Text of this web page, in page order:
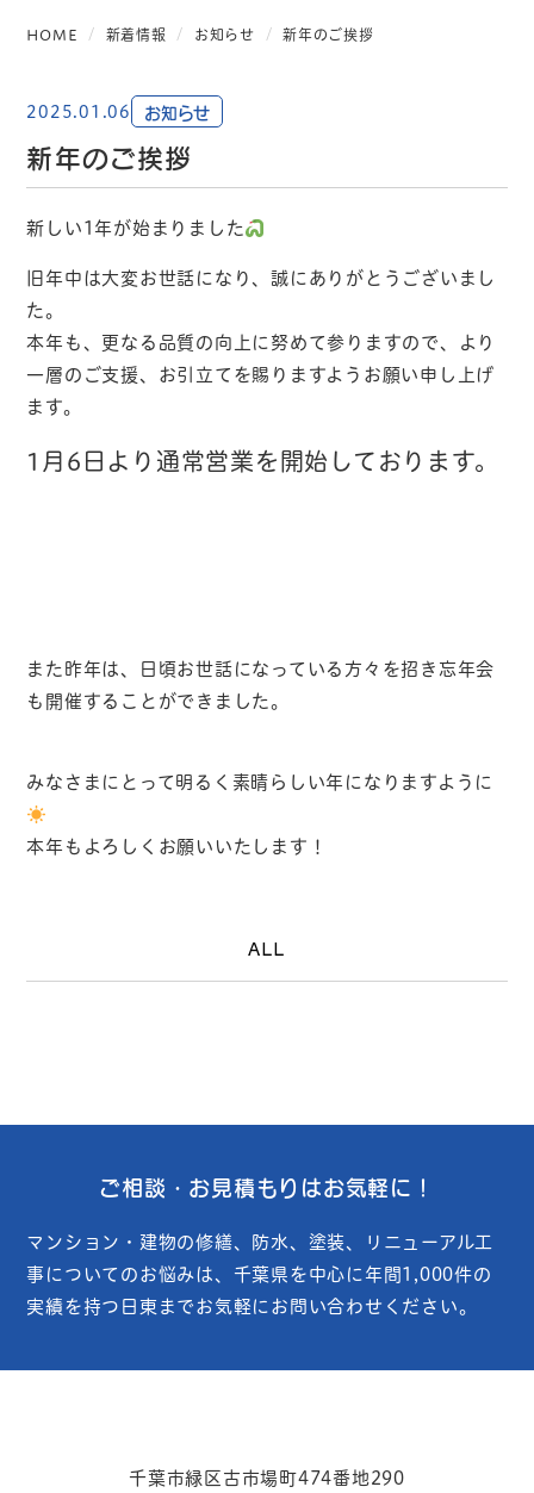
HOME 新着情報 お知らせ 新年のご挨拶
2025.01.06 お知らせ
新年のご挨拶
新しい1年が始まりました
旧年中は大変お世話になり、誠にありがとうございまし
た。
本年も、更なる品質の向上に努めて参りますので、より
一層のご支援、お引立てを賜りますようお願い申し上げ
ます。
1月6日より通常営業を開始しております。
また昨年は、日頃お世話になっている方々を招き忘年会
も開催することができました。
みなさまにとって明るく素晴らしい年になりますように
本年もよろしくお願いいたします！
ALL
ご相談・お見積もりはお気軽に！
マンション・建物の修繕、防水、塗装、リニューアル工
事についてのお悩みは、 千葉県を中心に年間1,000件の
実績を持つ日東までお気軽にお問い合わせください。
千葉市緑区古市場町474番地290